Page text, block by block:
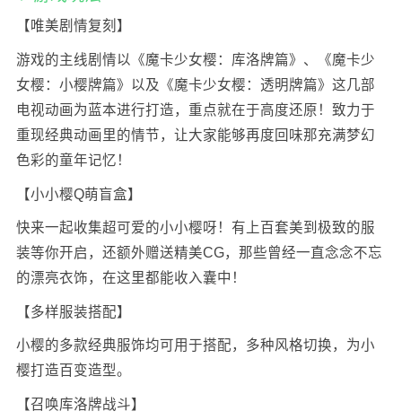
【唯美剧情复刻】
游戏的主线剧情以《魔卡少女樱：库洛牌篇》、《魔卡少
女樱：小樱牌篇》以及《魔卡少女樱：透明牌篇》这几部
电视动画为蓝本进行打造，重点就在于高度还原！致力于
重现经典动画里的情节，让大家能够再度回味那充满梦幻
色彩的童年记忆！
【小小樱Q萌盲盒】
快来一起收集超可爱的小小樱呀！有上百套美到极致的服
装等你开启，还额外赠送精美CG，那些曾经一直念念不忘
的漂亮衣饰，在这里都能收入囊中！
【多样服装搭配】
小樱的多款经典服饰均可用于搭配，多种风格切换，为小
樱打造百变造型。
【召唤库洛牌战斗】